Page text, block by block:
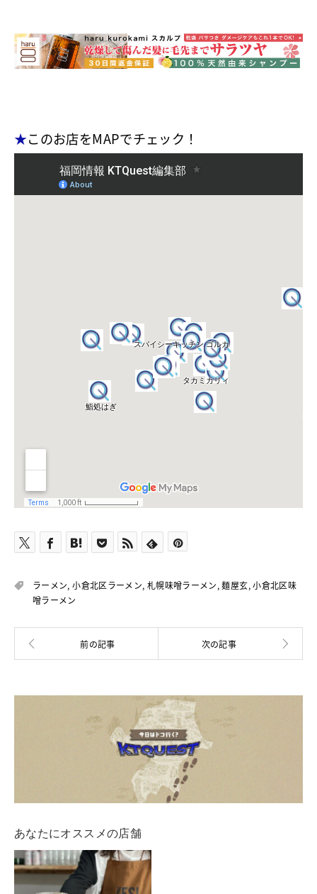
★このお店をMAPでチェック！
ラーメン,小倉北区ラーメン, 札幌味噌ラーメン,麺屋玄,小倉北区味
噌ラーメン
あなたにオススメの店舗